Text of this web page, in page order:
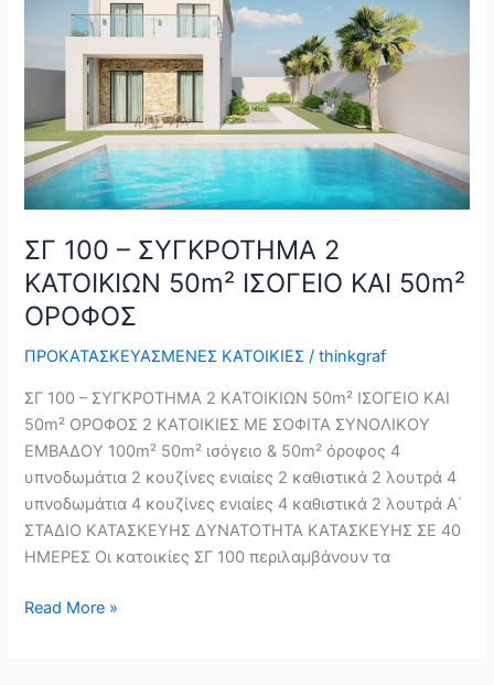
ΣΓ 100 – ΣΥΓΚΡΟΤΗΜΑ 2
ΚΑΤΟΙΚΙΩΝ 50m² ΙΣΟΓΕΙΟ ΚΑΙ 50m²
ΟΡΟΦΟΣ
ΠΡΟΚΑΤΑΣΚΕΥΑΣΜΕΝΕΣ ΚΑΤΟΙΚΙΕΣ /thinkgraf
ΣΓ 100 – ΣΥΓΚΡΟΤΗΜΑ 2 ΚΑΤΟΙΚΙΩΝ 50m² ΙΣΟΓΕΙΟ ΚΑΙ
50m² ΟΡΟΦΟΣ 2 ΚΑΤΟΙΚΙΕΣ ΜΕ ΣΟΦΙΤΑ ΣΥΝΟΛΙΚΟΥ
ΕΜΒΑΔΟΥ 100m² 50m² ισόγειο & 50m² όροφος 4
υπνοδωμάτια 2 κουζίνες ενιαίες 2 καθιστικά 2 λουτρά 4
υπνοδωμάτια 4 κουζίνες ενιαίες 4 καθιστικά 2 λουτρά Α΄
ΣΤΑΔΙΟ ΚΑΤΑΣΚΕΥΗΣ ΔΥΝΑΤΟΤΗΤΑ ΚΑΤΑΣΚΕΥΗΣ ΣΕ 40
ΗΜΕΡΕΣ Οι κατοικίες ΣΓ 100 περιλαμβάνουν τα
ΚΑΤΟΙΚΙΩΝ
50m²
ΚΑΙ
50m²
ΟΡΟΦΟΣ
Read More »